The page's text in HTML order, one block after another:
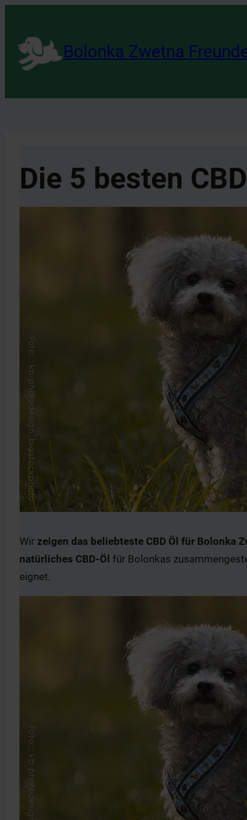
springen
Bolonka Zwetna
Die 5 besten
Wir zeigen das beliebteste CBD Öl für Bolonka
natürliches CBD-Öl für Bolonkas
eignet.